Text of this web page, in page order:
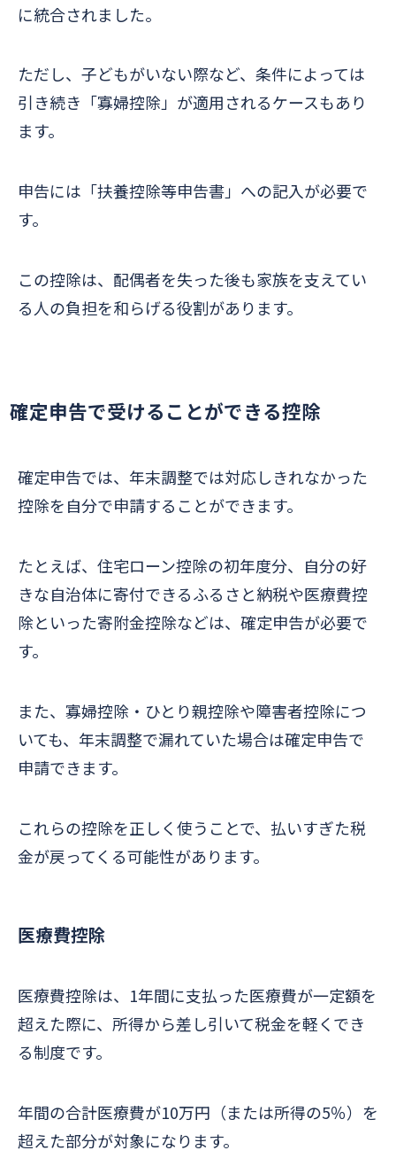
に統合されました。
ただし、子どもがいない際など、条件によっては
引き続き「寡婦控除」が適用されるケースもあり
ます。
申告には「扶養控除等申告書」への記入が必要で
す。
この控除は、配偶者を失った後も家族を支えてい
る人の負担を和らげる役割があります。
確定申告で受けることができる控除
確定申告では、年末調整では対応しきれなかった
控除を自分で申請することができます。
たとえば、住宅ローン控除の初年度分、自分の好
きな自治体に寄付できるふるさと納税や医療費控
除といった寄附金控除などは、確定申告が必要で
す。
また、寡婦控除・ひとり親控除や障害者控除につ
いても、年末調整で漏れていた場合は確定申告で
申請できます。
これらの控除を正しく使うことで、払いすぎた税
金が戻ってくる可能性があります。
医療費控除
医療費控除は、1年間に支払った医療費が一定額を
超えた際に、所得から差し引いて税金を軽くでき
る制度です。
年間の合計医療費が10万円（または所得の5％）を
超えた部分が対象になります。